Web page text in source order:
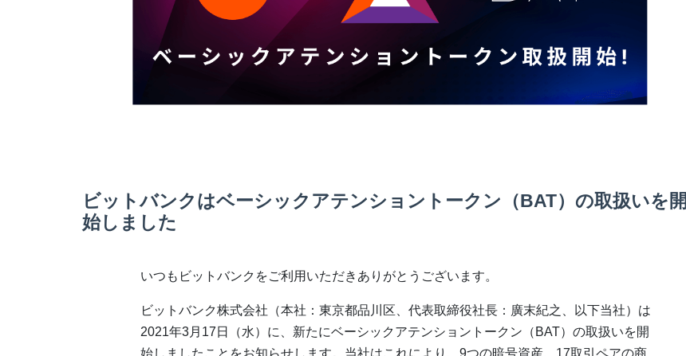
ビットバンクはベーシックアテンショントークン（BAT）の取扱いを開
始しました
いつもビットバンクをご利用いただきありがとうございます。
ビットバンク株式会社（本社：東京都品川区、代表取締役社長：廣末紀之、以下当社）は
2021年3月17日（水）に、新たにベーシックアテンショントークン（BAT）の取扱いを開